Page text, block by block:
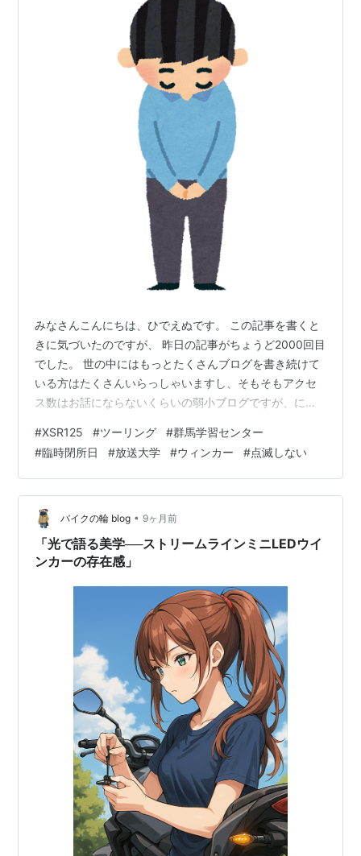
みなさんこんにちは、ひでえぬです。 この記事を書くと
きに気づいたのですが、 昨日の記事がちょうど2000回目
でした。 世の中にはもっとたくさんブログを書き続けて
いる方はたくさんいらっしゃいますし、そもそもアクセ
ス数はお話にならないくらいの弱小ブログですが、にも
コメントなどをいただいている皆様のおかげです。 あり
がとうございます。 これからもよろしくお願いいたしま
す。 さて、その2000回目の記事（ということに今気づい
た）でお知らせしたとおり、 hide-n64.hatenablog.jp 今
日は昨日納車したバイクでちょっとお出かけしようと思
いま…
#XSR125 #ツーリング #群馬学習センター
#臨時閉所日 #放送大学 #ウィンカー #点滅しない
バイクの輪 blog • 9ヶ月前
「光で語る美学──ストリームラインミニLEDウイ
ンカーの存在感」